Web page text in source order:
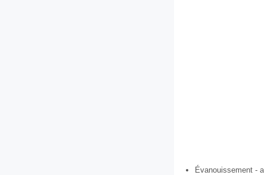
Évanouissement -